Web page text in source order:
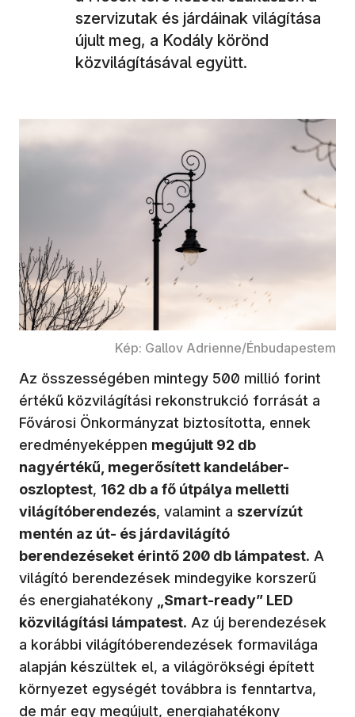
szervizutak és járdáinak világítása
újult meg, a Kodály körönd
közvilágításával együtt.
Kép: Gallov Adrienne/Énbudapestem
Az összességében mintegy 500 millió forint
értékű közvilágítási rekonstrukció forrását a
Fővárosi Önkormányzat biztosította, ennek
eredményeképpen megújult 92 db
nagyértékű, megerősített kandeláber-
oszloptest, 162 db a fő útpálya melletti
világítóberendezés, valamint a szervízút
mentén az út- és járdavilágító
berendezéseket érintő 200 db lámpatest. A
világító berendezések mindegyike korszerű
és energiahatékony
„Smart-ready” LED
közvilágítási lámpatest. Az új berendezések
a korábbi világítóberendezések formavilága
alapján készültek el, a világörökségi épített
környezet egységét továbbra is fenntartva,
de már egy megújult, energiahatékony